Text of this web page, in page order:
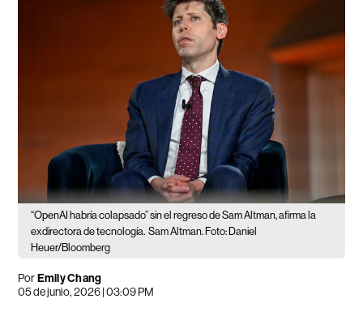
“OpenAI habría colapsado” sin el regreso de Sam Altman, afirma la
exdirectora de tecnología. Sam Altman. Foto: Daniel
Heuer/Bloomberg
PorEmily Chang
05 de junio, 2026 | 03:09 PM